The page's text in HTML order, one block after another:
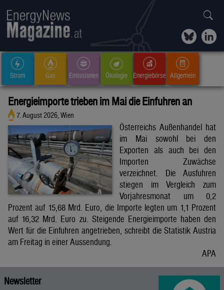
Strom Gas Emissionen Ökologie Energiebörse Allgemein
Energieimporte trieben im Mai die Einfuhren an
7. August 2026, Wien
Österreichs Außenhandel hat
im Mai sowohl bei den
Exporten als auch bei den
Importen Zuwächse
verzeichnet. Die Ausfuhren
stiegen im Vergleich zum
Vorjahresmonat um 0,2
Prozent auf 15,68 Mrd. Euro, die Importe legten um 1,1 Prozent
auf 16,32 Mrd. Euro zu. Steigende Energieimporte haben den
Wert für die Einfuhren angetrieben, schreibt die Statistik Austria
am Freitag in einer Aussendung.
APA
Newsletter